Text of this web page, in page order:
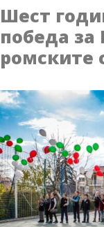
на
за
на
Шест
победа за
ромските